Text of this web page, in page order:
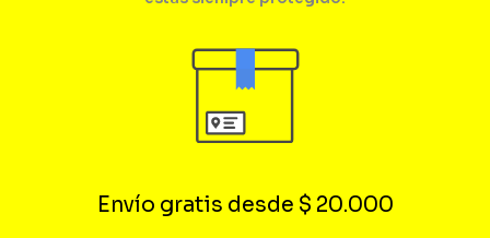
Envío gratis desde $ 20.000